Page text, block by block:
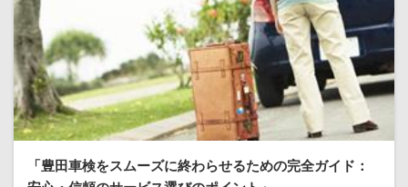
「豊田車検をスムーズに終わらせるための完全ガイド：